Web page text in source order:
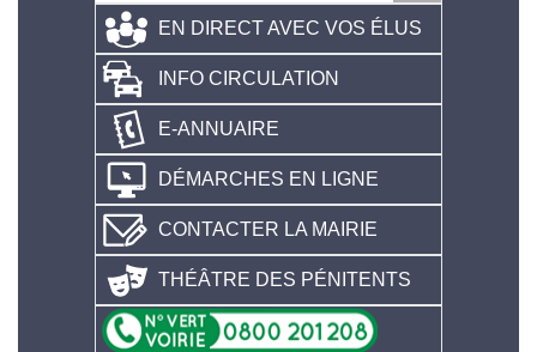
EN DIRECT AVEC VOS ÉLUS
INFO CIRCULATION
E-ANNUAIRE
DÉMARCHES EN LIGNE
CONTACTER LA MAIRIE
THÉÂTRE DES PÉNITENTS